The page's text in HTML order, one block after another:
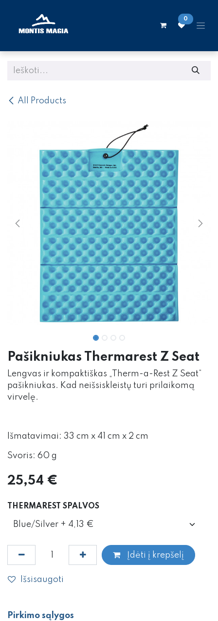
0
All Products
Pašikniukas Thermarest Z Seat
Lengvas ir kompaktiškas „Therm-a-Rest Z Seat“
pašikniukas. Kad neišsiskleistų turi prilaikomą
virvelę.
Išmatavimai: 33 cm x 41 cm x 2 cm
Svoris: 60 g
25,54 €
THERMAREST SPALVOS
Įdėti į krepšelį
Išsisaugoti
Pirkimo sąlygos